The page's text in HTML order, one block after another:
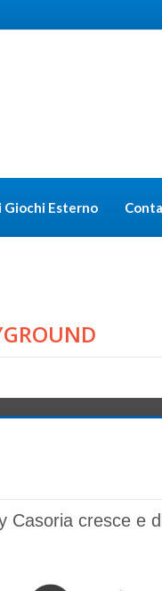
Giochi Esterno
Casoria cresce e